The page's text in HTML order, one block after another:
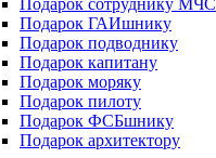
Подарок сотруднику МЧС
Подарок ГАИшнику
Подарок подводнику
Подарок капитану
Подарок моряку
Подарок пилоту
Подарок ФСБшнику
Подарок архитектору